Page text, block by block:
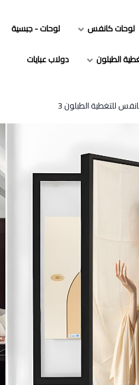
لوحات كانفس لوحات - جبسية
الطبلون دولاب عبايات
للتغطية الطبلون 3